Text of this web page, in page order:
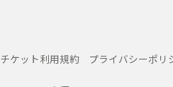
チケット利用規約 プライバシーポリ